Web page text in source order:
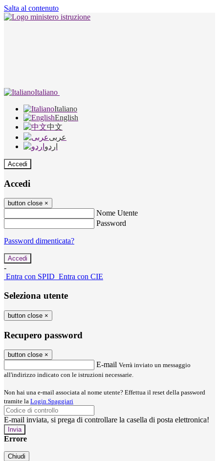
Salta al contenuto
Italiano
Italiano
English
中文
عربى
اردو
Accedi
Accedi
button close ×
Nome Utente
Password
Password dimenticata?
-
Entra con SPID Entra con CIE
Seleziona utente
button close ×
Recupero password
button close ×
E-mail Verrà inviato un messaggio
all'indirizzo indicato con le istruzioni necessarie.
Non hai una e-mail associata al nome utente? Effettua il reset della password
tramite la Login Spaggiari
E-mail inviata, si prega di controllare la casella di posta elettronica!
Errore
Chiudi